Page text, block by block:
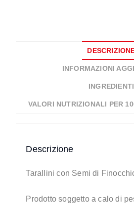
INFORMAZIONI
INGREDIENTI
VALORI NUTRIZIONALI PER
Descrizione
Tarallini con Semi di
Prodotto soggetto a calo di